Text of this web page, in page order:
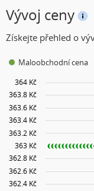
Vývoj ceny
Získejte přehled o
Maloobchodní cena